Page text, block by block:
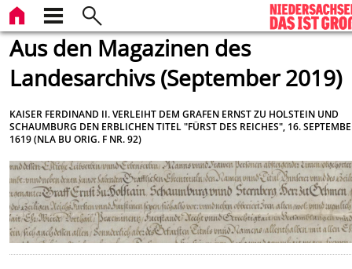
Aus den Magazinen des
Landesarchivs (September 2019)
KAISER FERDINAND II. VERLEIHT DEM GRAFEN ERNST ZU HOLSTEIN UND
SCHAUMBURG DEN ERBLICHEN TITEL "FÜRST DES REICHES", 16.
1619 (NLA BU ORIG. F NR. 92)